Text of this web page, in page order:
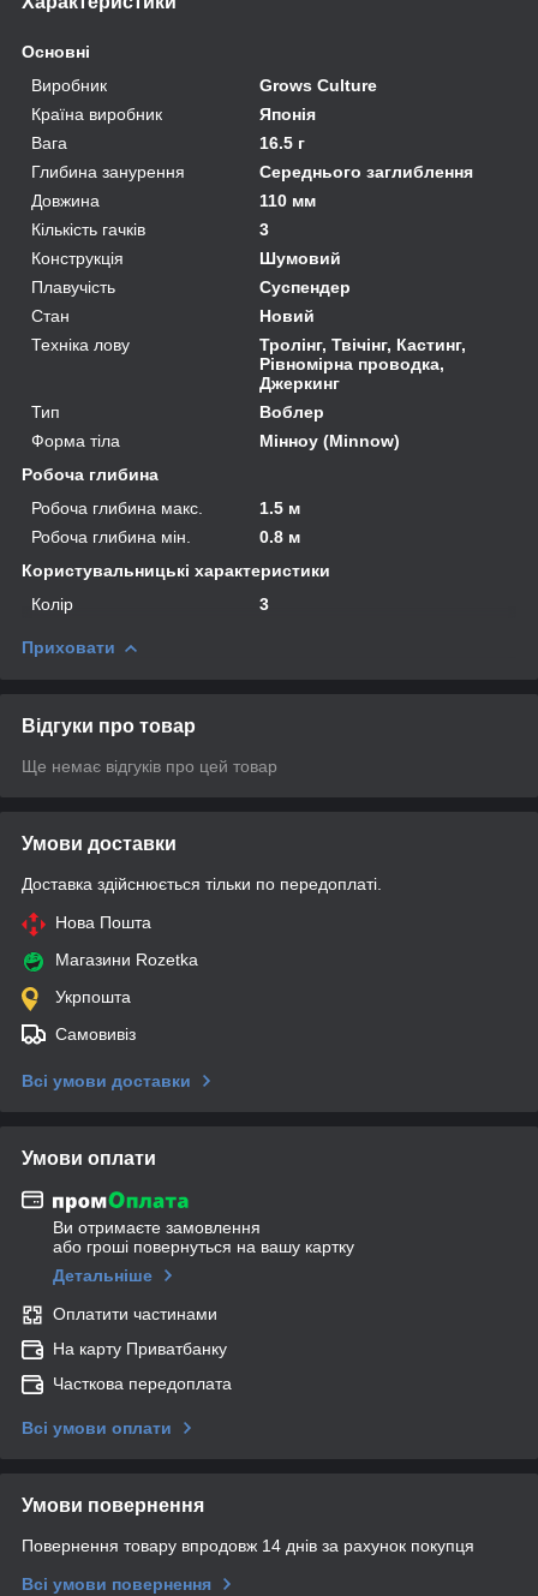
Основні
Виробник
Grows Culture
Країна виробник
Японія
Вага
16.5 г
Глибина занурення
Середнього заглиблення
Довжина
110 мм
Кількість гачків
3
Конструкція
Шумовий
Плавучість
Суспендер
Стан
Новий
Техніка лову
Тролінг, Твічінг, Кастинг,
Рівномірна проводка,
Джеркинг
Тип
Воблер
Форма тіла
Мінноу (Minnow)
Робоча глибина
Робоча глибина макс.
1.5 м
Робоча глибина мін.
0.8 м
Користувальницькі характеристики
Колір
3
Приховати
Відгуки про товар
Ще немає відгуків про цей товар
Умови доставки
Доставка здійснюється тільки по передоплаті.
Нова Пошта
Магазини Rozetka
Укрпошта
Самовивіз
Всі умови доставки
Умови оплати
Ви отримаєте замовлення
або гроші повернуться на вашу картку
Детальніше
Оплатити частинами
На карту Приватбанку
Часткова передоплата
Всі умови оплати
Умови повернення
Повернення товару впродовж 14 днів за рахунок покупця
Всі умови повернення